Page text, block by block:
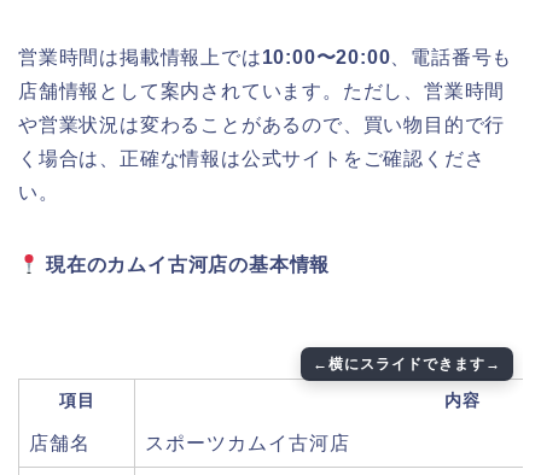
営業時間は掲載情報上では10:00〜20:00 、電話番号も
店舗情報として案内されています。ただし、営業時間
や営業状況は変わることがあるので、買い物目的で行
く場合は、正確な情報は公式サイトをご確認くださ
い。
現在のカムイ古河店の基本情報
項目 内容
店舗名 スポーツカムイ古河店